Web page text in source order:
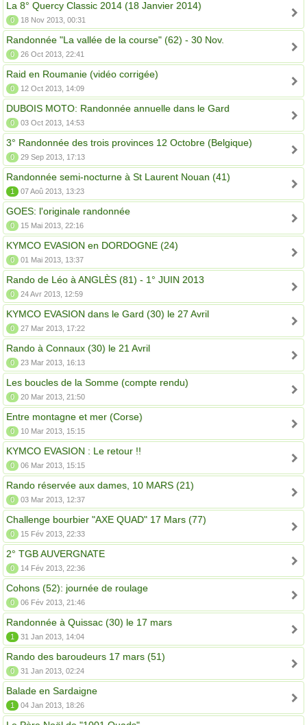
La 8° Quercy Classic 2014 (18 Janvier 2014)
0 18 Nov 2013, 00:31
Randonnée "La vallée de la course" (62) - 30 Nov.
0 26 Oct 2013, 22:41
Raid en Roumanie (vidéo corrigée)
0 12 Oct 2013, 14:09
DUBOIS MOTO: Randonnée annuelle dans le Gard
0 03 Oct 2013, 14:53
3° Randonnée des trois provinces 12 Octobre (Belgique)
0 29 Sep 2013, 17:13
Randonnée semi-nocturne à St Laurent Nouan (41)
1 07 Aoû 2013, 13:23
GOES: l'originale randonnée
0 15 Mai 2013, 22:16
KYMCO EVASION en DORDOGNE (24)
0 01 Mai 2013, 13:37
Rando de Léo à ANGLÈS (81) - 1° JUIN 2013
0 24 Avr 2013, 12:59
KYMCO EVASION dans le Gard (30) le 27 Avril
0 27 Mar 2013, 17:22
Rando à Connaux (30) le 21 Avril
0 23 Mar 2013, 16:13
Les boucles de la Somme (compte rendu)
0 20 Mar 2013, 21:50
Entre montagne et mer (Corse)
0 10 Mar 2013, 15:15
KYMCO EVASION : Le retour !!
0 06 Mar 2013, 15:15
Rando réservée aux dames, 10 MARS (21)
0 03 Mar 2013, 12:37
Challenge bourbier "AXE QUAD" 17 Mars (77)
0 15 Fév 2013, 22:33
2° TGB AUVERGNATE
0 14 Fév 2013, 22:36
Cohons (52): journée de roulage
0 06 Fév 2013, 21:46
Randonnée à Quissac (30) le 17 mars
1 31 Jan 2013, 14:04
Rando des baroudeurs 17 mars (51)
0 31 Jan 2013, 02:24
Balade en Sardaigne
1 04 Jan 2013, 18:26